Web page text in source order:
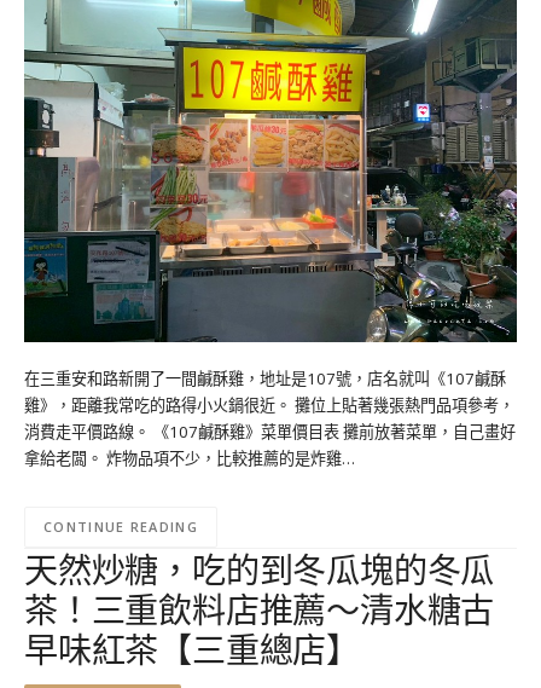
在三重安和路新開了一間鹹酥雞，地址是107號，店名就叫《107鹹酥
雞》，距離我常吃的路得小火鍋很近。 攤位上貼著幾張熱門品項參考，
消費走平價路線。 《107鹹酥雞》菜單價目表 攤前放著菜單，自己畫好
拿給老闆。 炸物品項不少，比較推薦的是炸雞…
CONTINUE READING
天然炒糖，吃的到冬瓜塊的冬瓜
茶！三重飲料店推薦～清水糖古
早味紅茶【三重總店】